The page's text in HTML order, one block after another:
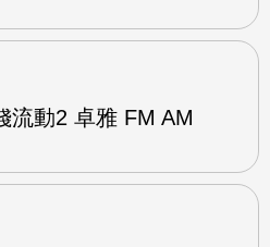
流動2 卓雅 FM AM